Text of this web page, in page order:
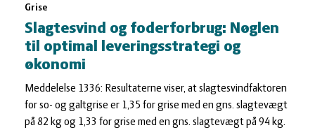
Grise
Slagtesvind og foderforbrug: Nøglen
til optimal leveringsstrategi og
økonomi
Meddelelse 1336: Resultaterne viser, at slagtesvindfaktoren
for so- og galtgrise er 1,35 for grise med en gns. slagtevægt
på 82 kg og 1,33 for grise med en gns. slagtevægt på 94 kg.